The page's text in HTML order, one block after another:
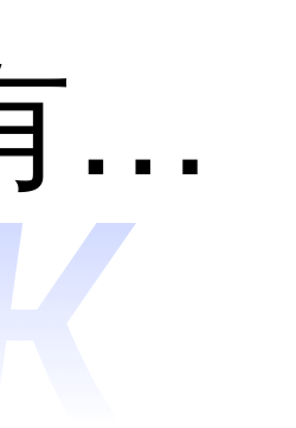
学
共有分类：AI助理